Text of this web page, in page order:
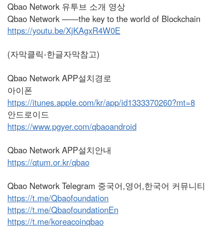
Qbao Network 유투브 소개 영상
Qbao Network ——the key to the world of Blockchain
https://youtu.be/XjKAgxR4W0E
(자막클릭-한글자막참고)
Qbao Network APP설치경로
아이폰
https://itunes.apple.com/kr/app/id1333370260?mt=8
안드로이드
https://www.pgyer.com/qbaoandroid
Qbao Network APP설치안내
https://qtum.or.kr/qbao
Qbao Network Telegram 중국어,영어,한국어 커뮤니티
https://t.me/Qbaofoundation
https://t.me/QbaofoundationEn
https://t.me/koreacoinqbao